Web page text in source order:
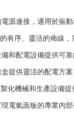
源連接，適用於振
有序、靈活的佈線，
和配電設備提供可
提供靈活的配電方案
化機械和生產設備提
電氣面板的專業內部